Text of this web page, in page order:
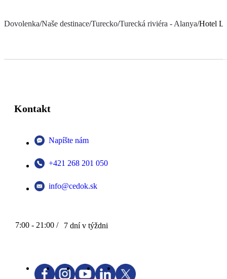
Dovolenka/Naše destinace/Turecko/Turecká riviéra - Alanya/Hotel
Kontakt
Napíšte nám
+421 268 201 050
info@cedok.sk
7:00 - 21:00 / 7 dní v týždni